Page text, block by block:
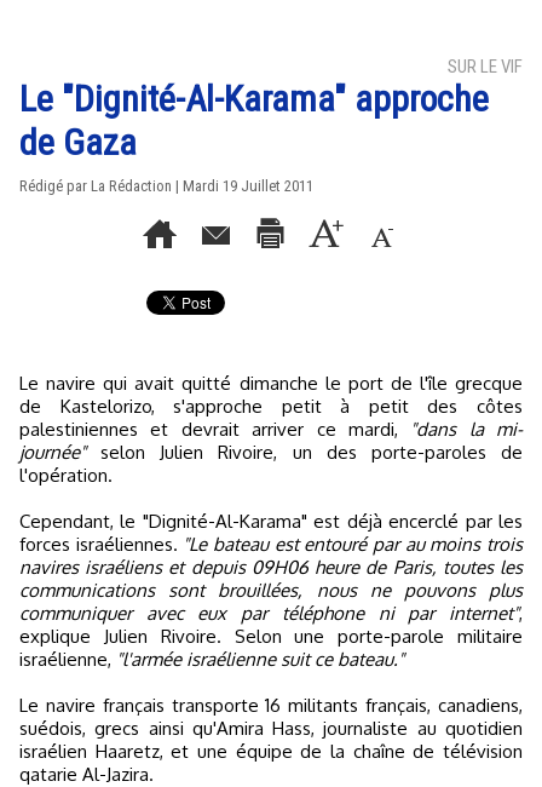
SUR LE VIF
Le "Dignité-Al-Karama" approche
de Gaza
Rédigé par La Rédaction | Mardi 19 Juillet 2011
Le navire qui avait quitté dimanche le port de l'île grecque
de Kastelorizo, s'approche petit à petit des côtes
palestiniennes et devrait arriver ce mardi,
"dans la mi-
journée"selon Julien Rivoire, un des porte-paroles de
l'opération.
Cependant, le "Dignité-Al-Karama" est déjà encerclé par les
forces israéliennes. "Le bateau est entouré par au moins trois
navires israéliens et depuis 09H06 heure de Paris, toutes les
communications sont brouillées, nous ne pouvons plus
communiquer avec eux par téléphone ni par internet",
explique Julien Rivoire. Selon une porte-parole militaire
israélienne, "l'armée israélienne suit ce bateau."
Le navire français transporte 16 militants français, canadiens,
suédois, grecs ainsi qu'Amira Hass, journaliste au quotidien
israélien Haaretz, et une équipe de la chaîne de télévision
qatarie Al-Jazira.